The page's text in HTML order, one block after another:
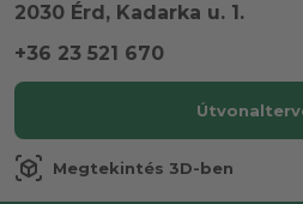
2030 Érd, Kadarka u. 1.
+36 23 521 670
view_in_ar Megtekintés 3D-ben